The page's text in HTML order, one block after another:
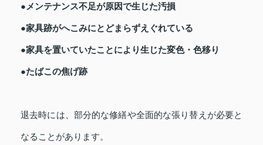
●メンテナンス不足が原因で生じた汚損
●家具跡がへこみにとどまらずえぐれている
●家具を置いていたことにより生じた変色・色移り
●たばこの焦げ跡
退去時には、部分的な修繕や全面的な張り替えが必要と
なることがあります。